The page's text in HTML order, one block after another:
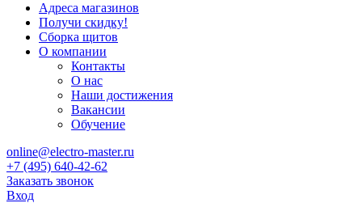
Адреса магазинов
Получи скидку!
Сборка щитов
О компании
Контакты
О нас
Наши достижения
Вакансии
Обучение
online@electro-master.ru
+7 (495) 640-42-62
Заказать звонок
Вход